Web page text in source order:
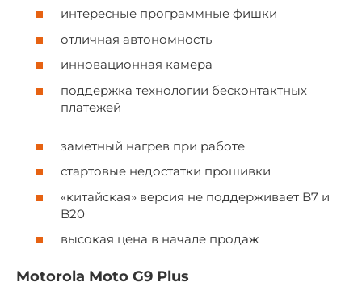
интересные программные фишки
отличная автономность
инновационная камера
поддержка технологии бесконтактных
платежей
заметный нагрев при работе
стартовые недостатки прошивки
«китайская» версия не поддерживает B7 и
B20
высокая цена в начале продаж
Motorola Moto G9 Plus